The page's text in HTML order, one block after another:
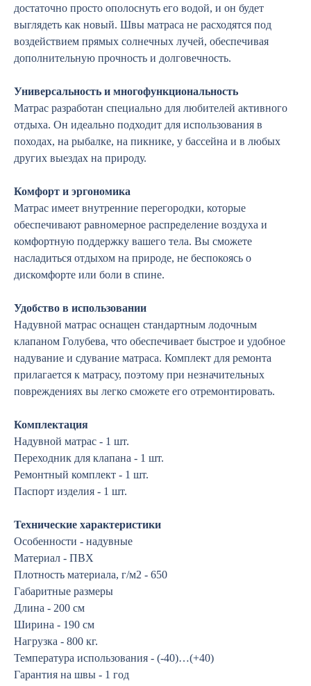
достаточно просто ополоснуть его водой, и он будет
выглядеть как новый. Швы матраса не расходятся под
воздействием прямых солнечных лучей, обеспечивая
дополнительную прочность и долговечность.
Универсальность и многофункциональность
Матрас разработан специально для любителей активного
отдыха. Он идеально подходит для использования в
походах, на рыбалке, на пикнике, у бассейна и в любых
других выездах на природу.
Комфорт и эргономика
Матрас имеет внутренние перегородки, которые
обеспечивают равномерное распределение воздуха и
комфортную поддержку вашего тела. Вы сможете
насладиться отдыхом на природе, не беспокоясь о
дискомфорте или боли в спине.
Удобство в использовании
Надувной матрас оснащен стандартным лодочным
клапаном Голубева, что обеспечивает быстрое и удобное
надувание и сдувание матраса. Комплект для ремонта
прилагается к матрасу, поэтому при незначительных
повреждениях вы легко сможете его отремонтировать.
Комплектация
Надувной матрас - 1 шт.
Переходник для клапана - 1 шт.
Ремонтный комплект - 1 шт.
Паспорт изделия - 1 шт.
Технические характеристики
Особенности - надувные
Материал - ПВХ
Плотность материала, г/м2 - 650
Габаритные размеры
Длина - 200 см
Ширина - 190 см
Нагрузка - 800 кг.
Температура использования - (-40)…(+40)
Гарантия на швы - 1 год